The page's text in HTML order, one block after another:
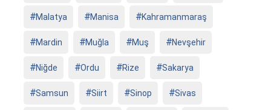
Malatya Manisa Kahramanmaraş
Mardin Muğla Muş Nevşehir
Niğde Ordu Rize Sakarya
Samsun Siirt Sinop Sivas